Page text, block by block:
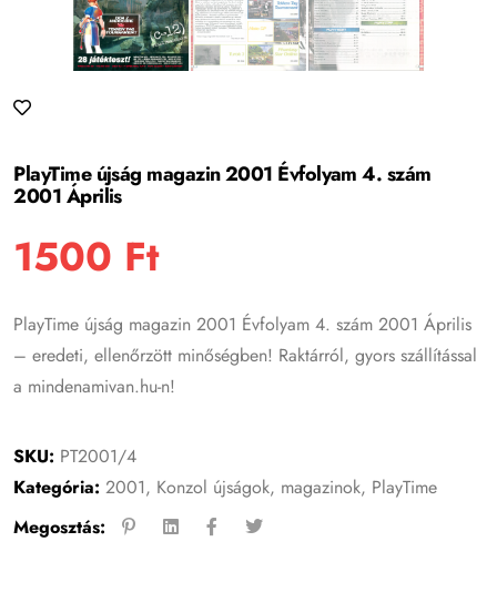
PlayTime újság magazin 2001 Évfolyam 4. szám
2001 Április
1500 Ft
PlayTime újság magazin 2001 Évfolyam 4. szám 2001 Április
– eredeti, ellenőrzött minőségben! Raktárról, gyors szállítással
a mindenamivan.hu-n!
SKU: PT2001/4
Kategória: 2001, Konzol újságok, magazinok, PlayTime
Megosztás: